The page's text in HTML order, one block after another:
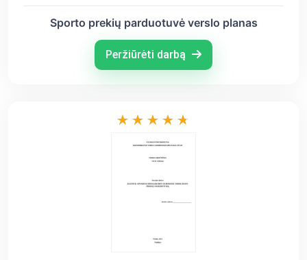
Sporto prekių parduotuvė verslo planas
Peržiūrėti darbą